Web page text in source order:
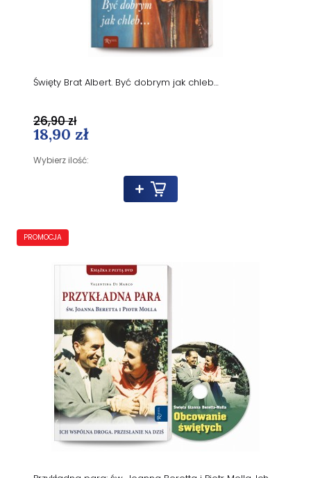
Święty Brat Albert. Być dobrym jak chleb…
18,90 zł
Wybierz ilość:
26,90 zł
PROMOCJA